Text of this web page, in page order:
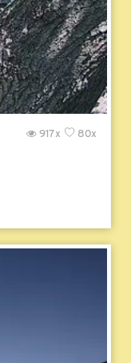
80x
917x